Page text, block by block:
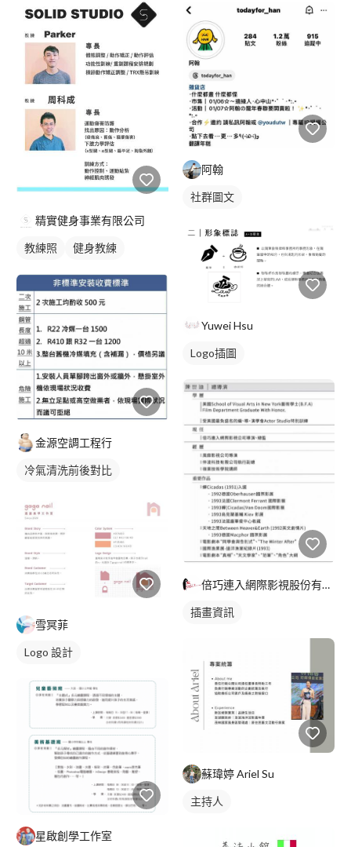
精實健身事業有限公司
教練照 健身教練
金源空調工程行
冷氣清洗前後對比
雪冥菲
Logo 設計
星啟創學工作室
阿翰
社群圖文
Yuwei Hsu
Logo插圖
倍巧連入網際影視股份有限公司
插畫資訊
蘇瑋婷 Ariel Su
主持人